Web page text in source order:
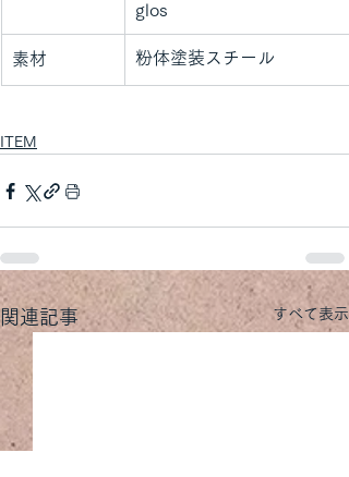
素材 粉体塗装スチール
ITEM
関連記事 すべて表示